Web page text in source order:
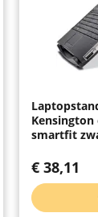
Kensington
smartfit
€ 38,11